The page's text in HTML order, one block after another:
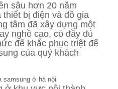
sâu hơn 20 năm
bị điện và đồ gia
tâm đã xây dựng một
nghề cao, có đầy đủ
để khắc phục triệt để
của quý khách